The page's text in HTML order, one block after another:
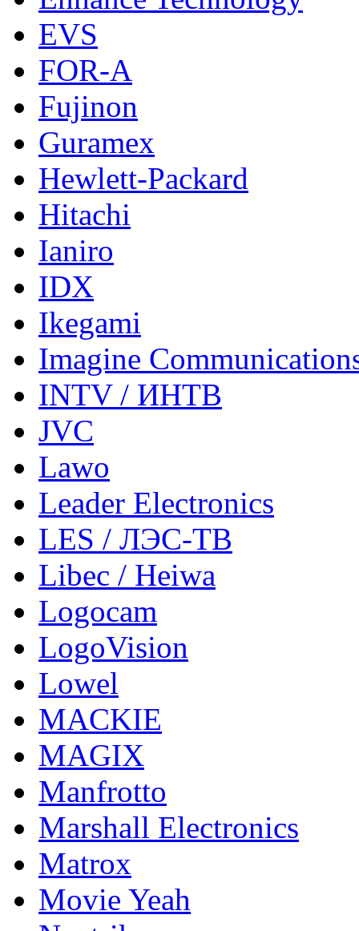
EVS
FOR-A
Fujinon
Guramex
Hewlett-Packard
Hitachi
Ianiro
IDX
Ikegami
Imagine
INTV / ИНТВ
JVC
Lawo
Leader Electronics
LES / ЛЭС-ТВ
Libec / Heiwa
Logocam
LogoVision
Lowel
MACKIE
MAGIX
Manfrotto
Marshall Electronics
Matrox
Movie Yeah